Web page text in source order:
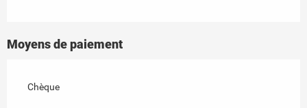
Moyens de paiement
Chèque